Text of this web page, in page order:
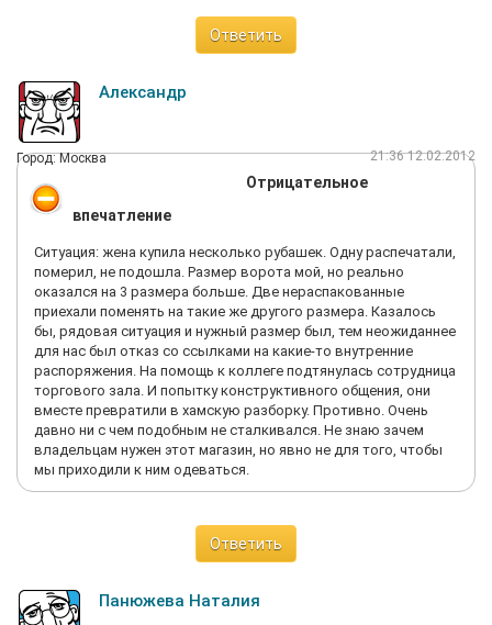
Ответить
Александр
Город: Москва 21:36 12.02.2012
Отрицательное
впечатление
Ситуация: жена купила несколько рубашек. Одну распечатали,
померил, не подошла. Размер ворота мой, но реально
оказался на 3 размера больше. Две нераспакованные
приехали поменять на такие же другого размера. Казалось
бы, рядовая ситуация и нужный размер был, тем неожиданнее
для нас был отказ со ссылками на какие-то внутренние
распоряжения. На помощь к коллеге подтянулась сотрудница
торгового зала. И попытку конструктивного общения, они
вместе превратили в хамскую разборку. Противно. Очень
давно ни с чем подобным не сталкивался. Не знаю зачем
владельцам нужен этот магазин, но явно не для того, чтобы
мы приходили к ним одеваться.
Ответить
Панюжева Наталия